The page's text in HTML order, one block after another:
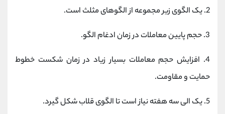
2. یک الگوی زیر مجموعه از الگوهای مثلث است.
3. حجم پایین معاملات در زمان ادغام الگو.
4. افزایش حجم معاملات بسیار زیاد در زمان شکست خطوط
حمایت و مقاومت.
5. یک الی سه هفته نیاز است تا الگوی قلاب شکل گیرد.